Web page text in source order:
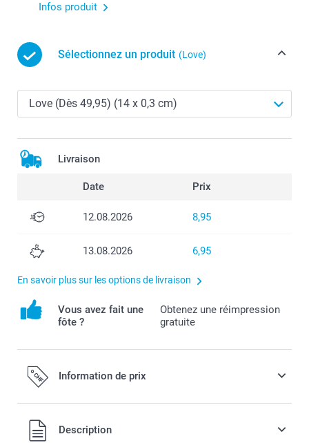
Infos produit
Sélectionnez un produit (Love)
Livraison
Date Prix
12.08.2026 8,95
13.08.2026 6,95
En savoir plus sur les options de livraison
Vous avez fait une
fôte ?
Obtenez une réimpression
gratuite
Information de prix
Tous les prix sont en francs suisses (CHF), TVA incluse et
hors frais de port.
Description